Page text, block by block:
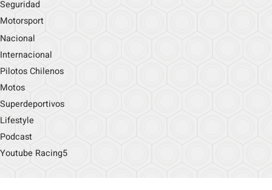
Seguridad
Motorsport
Nacional
Internacional
Pilotos Chilenos
Motos
Superdeportivos
Lifestyle
Podcast
Youtube Racing5